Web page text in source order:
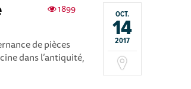
OCT.
14
2017
1899
de pièces
dans l’antiquité,